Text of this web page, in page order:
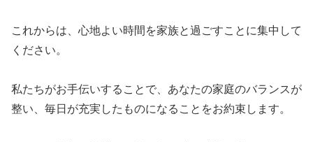
これからは、心地よい時間を家族と過ごすことに集中して
ください。
私たちがお手伝いすることで、あなたの家庭のバランスが
整い、毎日が充実したものになることをお約束します。